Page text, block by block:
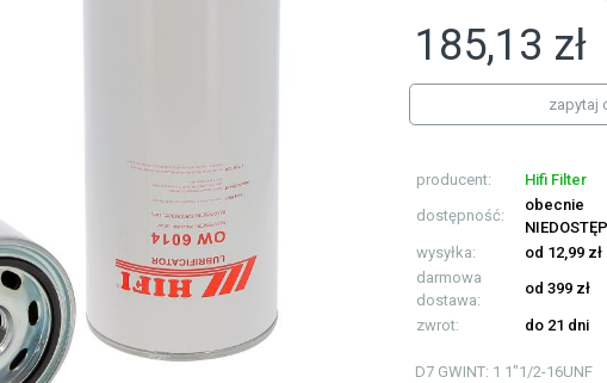
185,13 zł
zapytaj
producent:
Hifi Filter
dostępność:
obecnie
wysyłka:
od 12,99 zł
darmowa
dostawa:
od 399 zł
zwrot: do 21 dni
D7 GWINT: 1 1"1/2-16UNF